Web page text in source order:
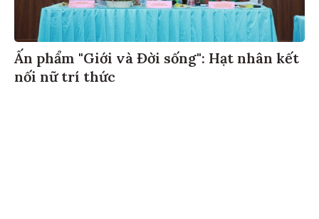
Ấn phẩm "Giới và Đời sống": Hạt nhân kết
nối nữ trí thức